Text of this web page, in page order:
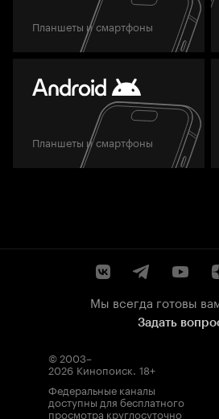
Планшеты и смартфоны
Планшеты и смартфоны
Мы всегда готовы
Задать
© 2003–
2026 Кинопоиск. 18+
Федеральные каналы
доступны для бесплатного
просмотра круглосуточно